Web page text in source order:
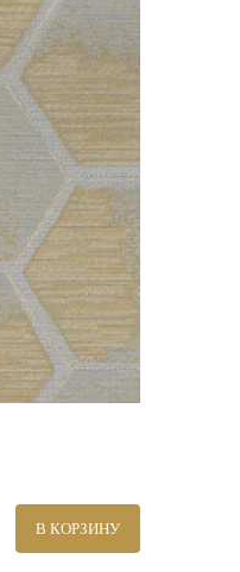
В КОРЗИНУ